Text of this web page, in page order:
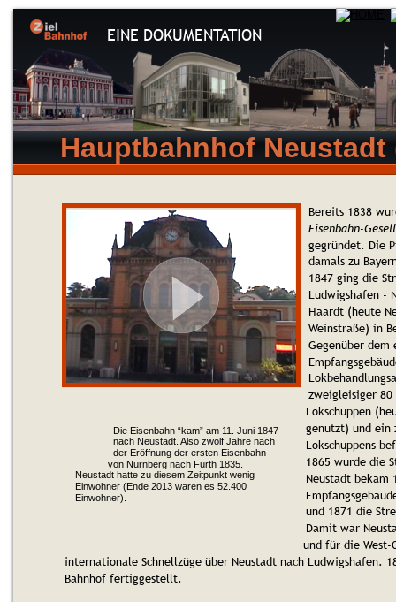
EINE DOKUMENTATION
Bereits 1838
Eisenbahn-
gegründet. Die
damals zu
1847 ging die
Ludwigshafen -
Haardt (heute
Weinstraße) in
Gegenüber
zweigleisiger
Lokschuppen
genutzt) und ein
Lokschuppens
1865 wurde die
Neustadt bekam
und 1871 die
Damit war
und für die
internationale Schnellzüge über Neustadt nach Ludwigshafen.
Bahnhof fertiggestellt.
Die Eisenbahn “kam” am 11. Juni 1847
nach Neustadt. Also zwölf Jahre nach
der Eröffnung der ersten Eisenbahn
von Nürnberg nach Fürth 1835.
Neustadt hatte zu diesem Zeitpunkt wenig
Einwohner (Ende 2013 waren es 52.400
Einwohner).
Hauptbahnhof Neustadt